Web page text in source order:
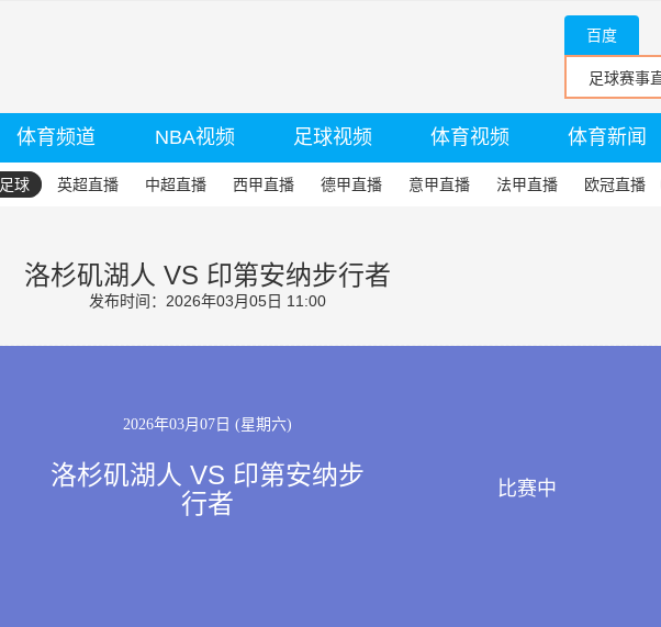
百度
体育频道 NBA视频 足球视频 体育视频 体育新闻
足球 英超直播 中超直播 西甲直播 德甲直播 意甲直播 法甲直播 欧冠直播
洛杉矶湖人 VS 印第安纳步行者
发布时间：2026年03月05日 11:00
2026年03月07日 (星期六)
洛杉矶湖人 VS 印第安纳步
行者
比赛中